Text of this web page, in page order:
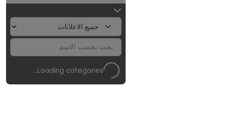
Loading categories…